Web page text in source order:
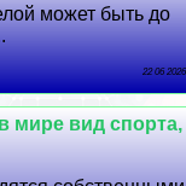
может быть до
22 06
мире вид